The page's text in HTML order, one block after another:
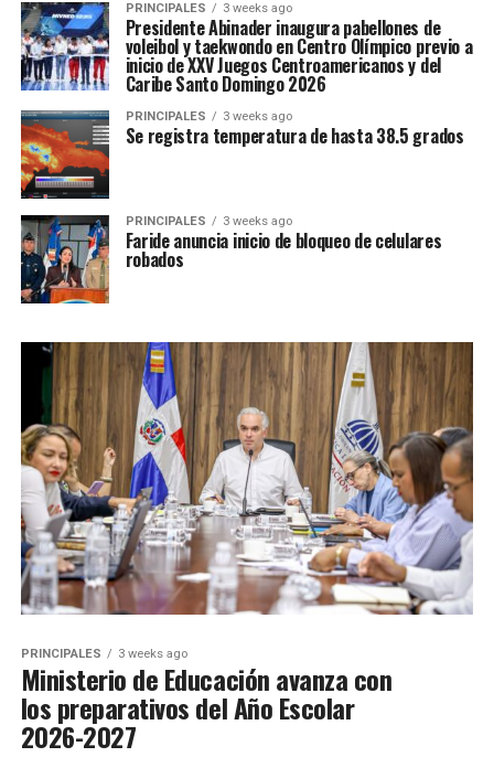
PRINCIPALES 3 weeks ago
Presidente Abinader inaugura pabellones de
voleibol y taekwondo en Centro Olímpico previo a
inicio de XXV Juegos Centroamericanos y del
Caribe Santo Domingo 2026
PRINCIPALES 3 weeks ago
Se registra temperatura de hasta 38.5 grados
PRINCIPALES 3 weeks ago
Faride anuncia inicio de bloqueo de celulares
robados
PRINCIPALES 3 weeks ago
Ministerio de Educación avanza con
los preparativos del Año Escolar
2026-2027